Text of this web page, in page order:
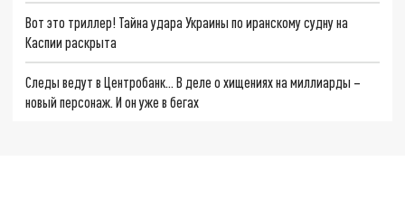
Вот это триллер! Тайна удара Украины по иранскому судну на
Каспии раскрыта
Следы ведут в Центробанк… В деле о хищениях на миллиарды –
новый персонаж. И он уже в бегах